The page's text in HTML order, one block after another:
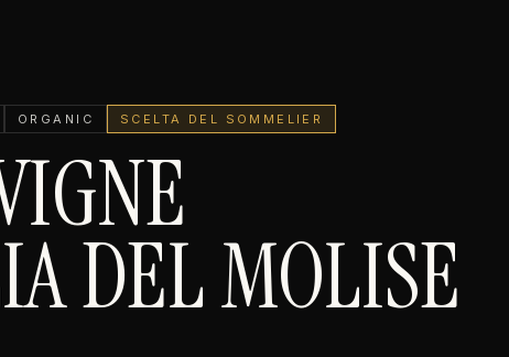
ORGANIC SCELTA DEL SOMMELIER
DEL MOLISE